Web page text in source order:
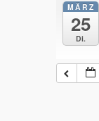
MÄRZ
25
Di.